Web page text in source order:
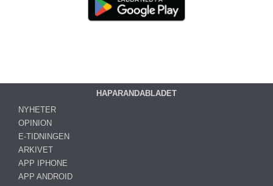
HAPARANDABLADET
NYHETER
OPINION
E-TIDNINGEN
ARKIVET
APP IPHONE
APP ANDROID